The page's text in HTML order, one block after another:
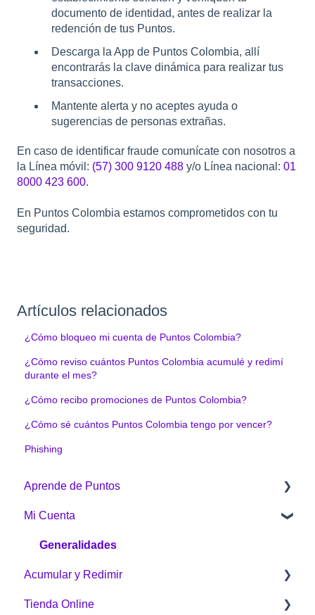
documento de identidad, antes de realizar la
redención de tus Puntos.
Descarga la App de Puntos Colombia, allí
encontrarás la clave dinámica para realizar tus
transacciones.
Mantente alerta y no aceptes ayuda o
sugerencias de personas extrañas.
En caso de identificar fraude comunícate con nosotros a
la Línea móvil: (57) 300 9120 488 y/o Línea nacional: 01
8000 423 600.
En Puntos Colombia estamos comprometidos con tu
seguridad.
Artículos relacionados
¿Cómo bloqueo mi cuenta de Puntos Colombia?
¿Cómo reviso cuántos Puntos Colombia acumulé y redimí
durante el mes?
¿Cómo recibo promociones de Puntos Colombia?
¿Cómo sé cuántos Puntos Colombia tengo por vencer?
Phishing
Aprende de Puntos
¿Qué es Puntos Colombia?
¿Cómo funciona Puntos Colombia?
¿Cómo acumulo Puntos Colombia?
¿Cómo redimo Puntos Colombia?
Mi Cuenta
Generalidades
Acumular y Redimir
¿Cómo acumular?
Tienda Online